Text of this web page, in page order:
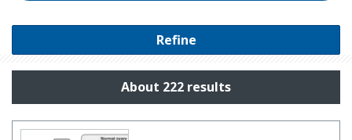
Refine
About 222 results